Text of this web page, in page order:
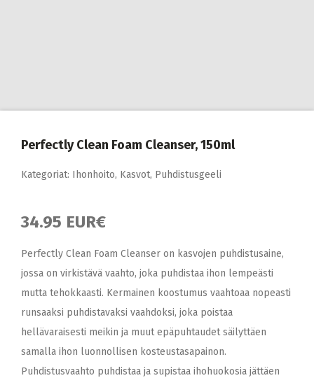
Perfectly Clean Foam Cleanser, 150ml
Kategoriat: Ihonhoito, Kasvot, Puhdistusgeeli
34.95 EUR€
Perfectly Clean Foam Cleanser on kasvojen puhdistusaine,
jossa on virkistävä vaahto, joka puhdistaa ihon lempeästi
mutta tehokkaasti. Kermainen koostumus vaahtoaa nopeasti
runsaaksi puhdistavaksi vaahdoksi, joka poistaa
hellävaraisesti meikin ja muut epäpuhtaudet säilyttäen
samalla ihon luonnollisen kosteustasapainon.
Puhdistusvaahto puhdistaa ja supistaa ihohuokosia jättäen